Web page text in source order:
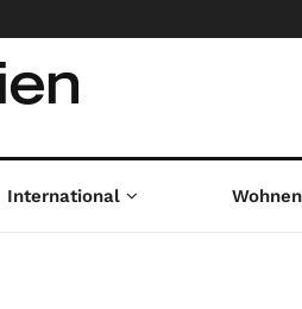
International Wohnen